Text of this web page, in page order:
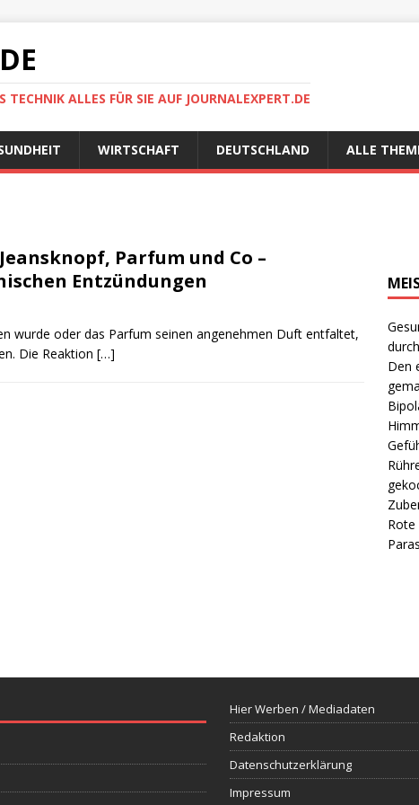
ALLES FÜR SIE AUF JOURNALEXPERT.DE
WIRTSCHAFT DEUTSCHLAND ALLE
Parfum und Co –
Entzündungen
wurde oder das Parfum seinen angenehmen Duft entfaltet,
Die Reaktion […]
Den
Hier Werben / Mediadaten
Redaktion
Datenschutzerklärung
Impressum